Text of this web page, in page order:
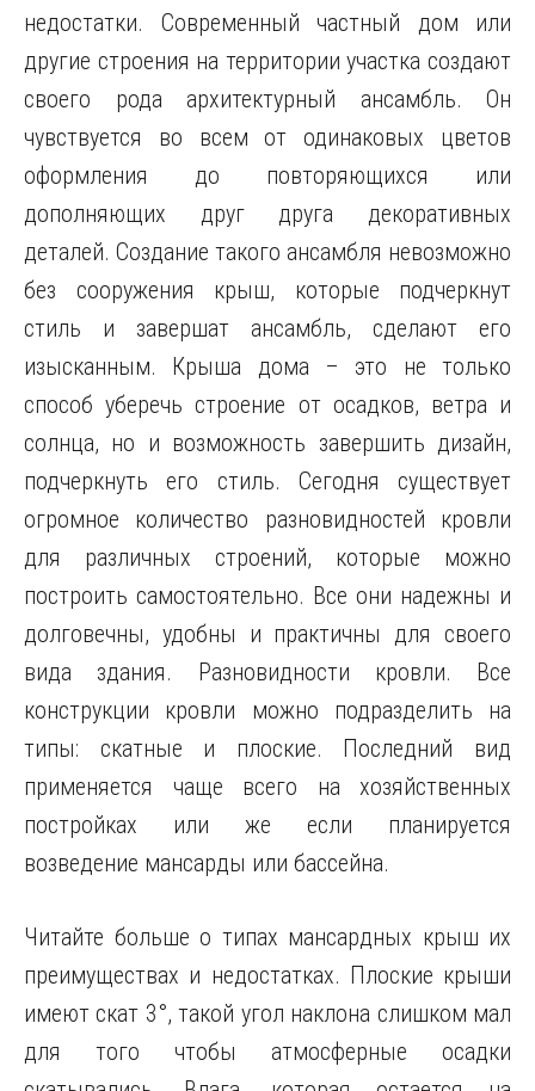
недостатки. Современный частный дом или
другие строения на территории участка создают
своего рода архитектурный ансамбль. Он
чувствуется во всем от одинаковых цветов
оформления до повторяющихся или
дополняющих друг друга декоративных
деталей. Создание такого ансамбля невозможно
без сооружения крыш, которые подчеркнут
стиль и завершат ансамбль, сделают его
изысканным. Крыша дома – это не только
способ уберечь строение от осадков, ветра и
солнца, но и возможность завершить дизайн,
подчеркнуть его стиль. Сегодня существует
огромное количество разновидностей кровли
для различных строений, которые можно
построить самостоятельно. Все они надежны и
долговечны, удобны и практичны для своего
вида здания. Разновидности кровли. Все
конструкции кровли можно подразделить на
типы: скатные и плоские. Последний вид
применяется чаще всего на хозяйственных
постройках или же если планируется
возведение мансарды или бассейна.
Читайте больше о типах мансардных крыш их
преимуществах и недостатках. Плоские крыши
имеют скат 3°, такой угол наклона слишком мал
для того чтобы атмосферные осадки